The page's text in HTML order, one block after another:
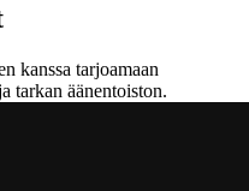
kanssa tarjoamaan
tarkan äänentoiston.